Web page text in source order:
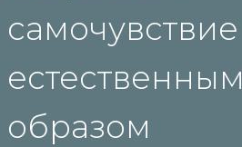
самочувствие
естественным
образом